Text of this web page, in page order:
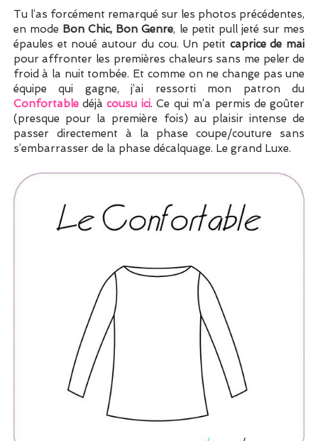
Tu l’as forcément remarqué sur les photos précédentes,
en mode Bon Chic, Bon Genre, le petit pull jeté sur mes
épaules et noué autour du cou. Un petit caprice de mai
pour affronter les premières chaleurs sans me peler de
froid à la nuit tombée. Et comme on ne change pas une
équipe qui gagne, j’ai ressorti mon patron du
Confortabledéjàcousu ici. Ce qui m’a permis de goûter
(presque pour la première fois) au plaisir intense de
passer directement à la phase coupe/couture sans
s’embarrasser de la phase décalquage. Le grand Luxe.